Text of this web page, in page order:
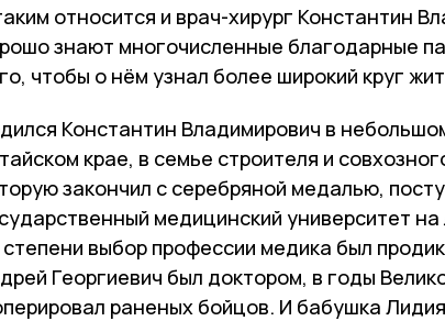
относится и врач-хирург Константин
знают многочисленные благодарные
чтобы о нём узнал более широкий круг
Константин Владимирович в
крае, в семье строителя и
закончил с серебряной медалью,
медицинский университет
степени выбор профессии медика был
Георгиевич был доктором, в годы
раненых бойцов. И бабушка